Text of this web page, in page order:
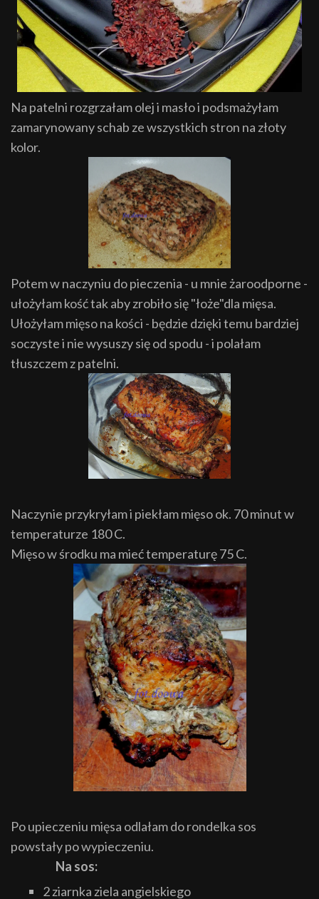
Na patelni rozgrzałam olej i masło i podsmażyłam
zamarynowany schab ze wszystkich stron na złoty
kolor.
Potem w naczyniu do pieczenia - u mnie żaroodporne -
ułożyłam kość tak aby zrobiło się "łoże"dla mięsa.
Ułożyłam mięso na kości - będzie dzięki temu bardziej
soczyste i nie wysuszy się od spodu - i polałam
tłuszczem z patelni.
Naczynie przykryłam i piekłam mięso ok. 70 minut w
temperaturze 180 C.
Mięso w środku ma mieć temperaturę 75 C.
Po upieczeniu mięsa odlałam do rondelka sos
powstały po wypieczeniu.
Na sos:
2 ziarnka ziela angielskiego